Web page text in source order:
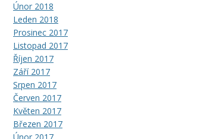
Únor 2018
Leden 2018
Prosinec 2017
Listopad 2017
Říjen 2017
Září 2017
Srpen 2017
Červen 2017
Květen 2017
Březen 2017